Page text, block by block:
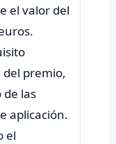
el valor del
premio,
las
aplicación.
el